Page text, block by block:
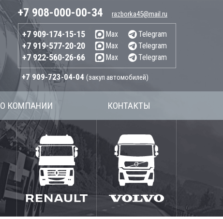
+7 908-000-00-34 razborka45@mail.ru
+7 909-174-15-15 Max Telegram
+7 919-577-20-20 Max Telegram
+7 922-560-26-66 Max Telegram
+7 909-723-04-04 (закуп автомобилей)
О КОМПАНИИ КОНТАКТЫ